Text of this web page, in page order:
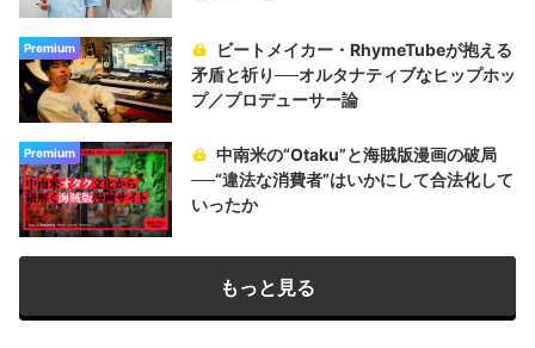
Premium
ビートメイカー・RhymeTubeが抱える
矛盾と祈り──オルタナティブなヒップホッ
プ／プロデューサー論
Premium
中南米の“Otaku”と海賊版漫画の破局
──“違法な消費者”はいかにして合法化して
いったか
もっと見る